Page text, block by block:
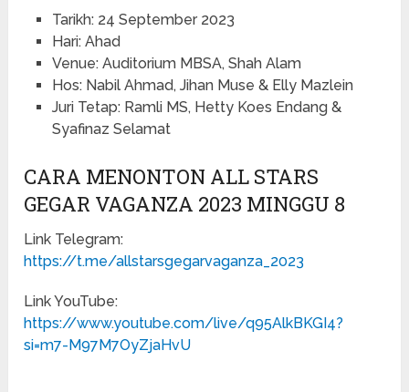
Tarikh: 24 September 2023
Hari: Ahad
Venue: Auditorium MBSA, Shah Alam
Hos: Nabil Ahmad, Jihan Muse & Elly Mazlein
Juri Tetap: Ramli MS, Hetty Koes Endang &
Syafinaz Selamat
CARA MENONTON ALL STARS
GEGAR VAGANZA 2023 MINGGU 8
Link Telegram:
https://t.me/allstarsgegarvaganza_2023
Link YouTube:
https://www.youtube.com/live/q95AlkBKGI4?
si=m7-M97M7OyZjaHvU